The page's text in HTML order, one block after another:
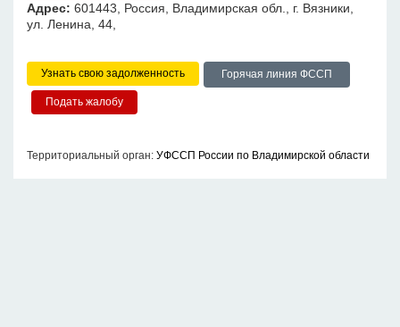
Адрес: 601443, Россия, Владимирская обл., г. Вязники,
ул. Ленина, 44,
Узнать свою задолженность Горячая линия ФССП
Территориальный орган: УФССП России по Владимирской области